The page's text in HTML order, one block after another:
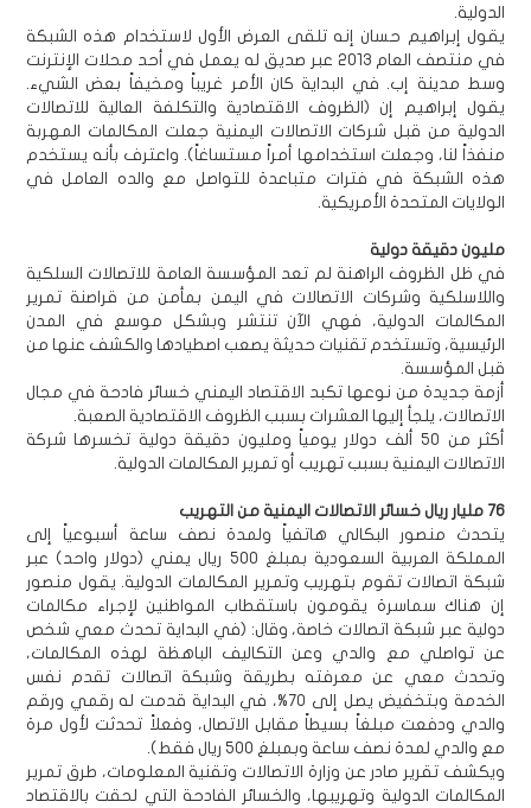
الدولية.
يقول إبراهيم حسان إنه تلقى العرض الأول لاستخدام هذه الشبكة
في منتصف العام 2013 عبر صديق له يعمل في أحد محلات الإنترنت
وسط مدينة إب. في البداية كان الأمر غريباً ومخيفاً بعض الشيء.
يقول إبراهيم إن (الظروف الاقتصادية والتكلفة العالية للاتصالات
الدولية من قبل شركات الاتصالات اليمنية جعلت المكالمات المهربة
منفذاً لنا، وجعلت استخدامها أمراً مستساغاً). واعترف بأنه يستخدم
هذه الشبكة في فترات متباعدة للتواصل مع والده العامل في
الولايات المتحدة الأمريكية.
مليون دقيقة دولية
في ظل الظروف الراهنة لم تعد المؤسسة العامة للاتصالات السلكية
واللاسلكية وشركات الاتصالات في اليمن بمأمن من قراصنة تمرير
المكالمات الدولية، فهي الآن تنتشر وبشكل موسع في المدن
الرئيسية، وتستخدم تقنيات حديثة يصعب اصطيادها والكشف عنها من
قبل المؤسسة.
أزمة جديدة من نوعها تكبد الاقتصاد اليمني خسائر فادحة في مجال
الاتصالات، يلجأ إليها العشرات بسبب الظروف الاقتصادية الصعبة.
أكثر من 50 ألف دولار يومياً ومليون دقيقة دولية تخسرها شركة
الاتصالات اليمنية بسبب تهريب أو تمرير المكالمات الدولية.
76 مليار ريال خسائر الاتصالات اليمنية من التهريب
يتحدث منصور البكالي هاتفياً ولمدة نصف ساعة أسبوعياً إلى
المملكة العربية السعودية بمبلغ 500 ريال يمني (دولار واحد) عبر
شبكة اتصالات تقوم بتهريب وتمرير المكالمات الدولية. يقول منصور
إن هناك سماسرة يقومون باستقطاب المواطنين لإجراء مكالمات
دولية عبر شبكة اتصالات خاصة، وقال: (في البداية تحدث معي شخص
عن تواصلي مع والدي وعن التكاليف الباهظة لهذه المكالمات،
وتحدث معي عن معرفته بطريقة وشبكة اتصالات تقدم نفس
الخدمة وبتخفيض يصل إلى 70%، في البداية قدمت له رقمي ورقم
والدي ودفعت مبلغاً بسيطاً مقابل الاتصال، وفعلاً تحدثت لأول مرة
مع والدي لمدة نصف ساعة وبمبلغ 500 ريال فقط).
ويكشف تقرير صادر عن وزارة الاتصالات وتقنية المعلومات، طرق تمرير
المكالمات الدولية وتهريبها، والخسائر الفادحة التي لحقت بالاقتصاد